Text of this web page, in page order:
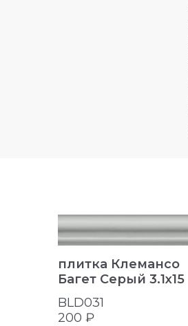
плитка Клемансо
Багет Серый 3.1x15
BLD031
200 ₽